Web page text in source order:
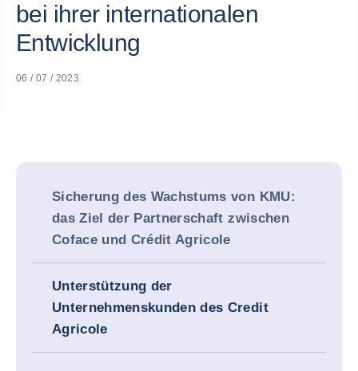
bei ihrer internationalen
Entwicklung
06 / 07 / 2023
Sicherung des Wachstums von KMU:
das Ziel der Partnerschaft zwischen
Coface und Crédit Agricole
Unterstützung der
Unternehmenskunden des Credit
Agricole